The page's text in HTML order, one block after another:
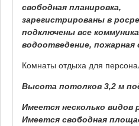
свободная планировка,
зарегистрированы в
подключены все
водоотведение, пожарная
Комнаты отдыха для
Высота потолков 3,2 м
Имеется несколько видов
Имеется свободная